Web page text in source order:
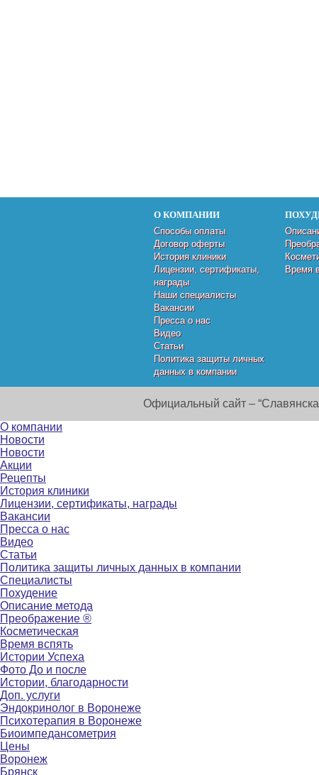
О КОМПАНИИ
Способы оплаты
Договор оферты
История клиники
Лицензии, сертификаты,
награды
Наши специалисты
Вакансии
Пресса о нас
Видео
Статьи
Политика защиты личных
данных в компании
Время
Официальный сайт –
О компании
Новости
Новости
Акции
Рецепты
История клиники
Лицензии, сертификаты, награды
Вакансии
Пресса о нас
Видео
Статьи
Политика защиты личных данных в компании
Специалисты
Похудение
Описание метода
Преображение ®
Косметическая
Время вспять
Истории Успеха
Фото До и после
Истории, благодарности
Доп. услуги
Эндокринолог в Воронеже
Психотерапия в Воронеже
Биоимпедансометрия
Цены
Воронеж
Брянск